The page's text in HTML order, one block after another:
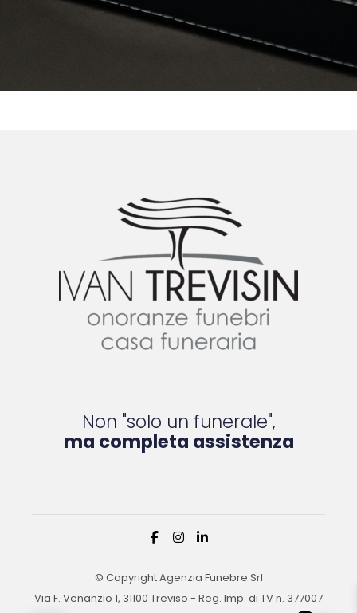
Non "solo un funerale",
ma completa assistenza
© Copyright Agenzia Funebre Srl
Via F. Venanzio 1, 31100 Treviso - Reg. Imp. di TV n. 377007